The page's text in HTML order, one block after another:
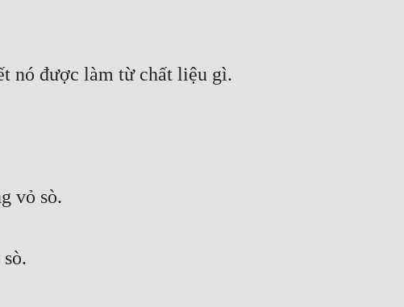
nó được làm từ chất liệu gì.
vỏ sò.